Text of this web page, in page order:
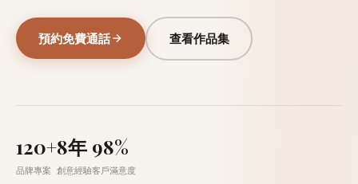
預約免費通話 查看作品集
120+
品牌專案
8年
創意經驗
98%
客戶滿意度